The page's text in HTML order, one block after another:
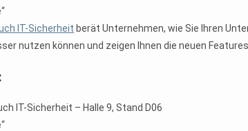
IT-Sicherheit berät Unternehmen, wie Sie Ihren
nutzen können und zeigen Ihnen die neuen Features.
IT-Sicherheit – Halle 9, Stand D06